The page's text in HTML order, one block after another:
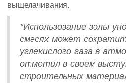
выщелачивания.
"Использование золы
смесях может
углекислого газа в
отметил в своем
строительных